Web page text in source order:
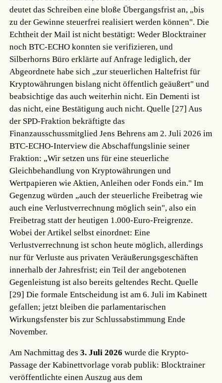
deutet das Schreiben eine bloße Übergangsfrist an, „bis
zu der Gewinne steuerfrei realisiert werden können". Die
Echtheit der Mail ist nicht bestätigt: Weder Blocktrainer
noch BTC-ECHO konnten sie verifizieren, und
Silberhorns Büro erklärte auf Anfrage lediglich, der
Abgeordnete habe sich „zur steuerlichen Haltefrist für
Kryptowährungen bislang nicht öffentlich geäußert" und
beabsichtige das auch weiterhin nicht. Ein Dementi ist
das nicht, eine Bestätigung auch nicht.Quelle [27] Aus
der SPD-Fraktion bekräftigte das
Finanzausschussmitglied Jens Behrens am 2. Juli 2026 im
BTC-ECHO-Interview die Abschaffungslinie seiner
Fraktion: „Wir setzen uns für eine steuerliche
Gleichbehandlung von Kryptowährungen und
Wertpapieren wie Aktien, Anleihen oder Fonds ein." Im
Gegenzug würden „auch der steuerliche Freibetrag wie
auch eine Verlustverrechnung möglich sein", also ein
Freibetrag statt der heutigen 1.000-Euro-Freigrenze.
Wobei der Artikel selbst einordnet: Eine
Verlustverrechnung ist schon heute möglich, allerdings
nur für Verluste aus privaten Veräußerungsgeschäften
innerhalb der Jahresfrist; ein Teil der angebotenen
Gegenleistung ist also bereits geltendes Recht.Quelle
[29] Die formale Entscheidung ist am 6. Juli im Kabinett
gefallen; jetzt bleiben die parlamentarischen
Wirkungsfenster bis zur Schlussabstimmung Ende
November.
Am Nachmittag des3. Juli 2026 wurde die Krypto-
Passage der Kabinettvorlage vorab publik: Blocktrainer
veröffentlichte einen Auszug aus dem